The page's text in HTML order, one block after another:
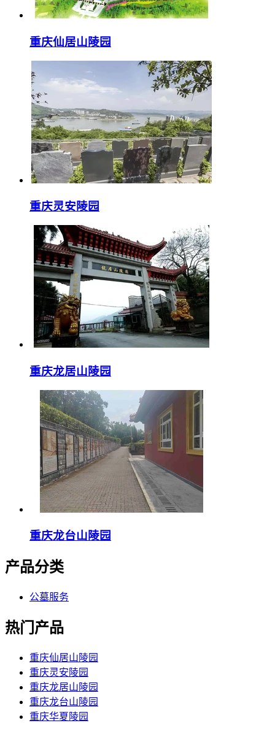
重庆仙居山陵园
重庆灵安陵园
重庆龙居山陵园
重庆龙台山陵园
产品分类
公墓服务
热门产品
重庆仙居山陵园
重庆灵安陵园
重庆龙居山陵园
重庆龙台山陵园
重庆华夏陵园